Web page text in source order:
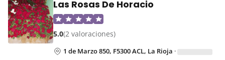
Las Rosas De Horacio
5.0(2 valoraciones)
1 de Marzo 850, F5300 ACL, La Rioja ·